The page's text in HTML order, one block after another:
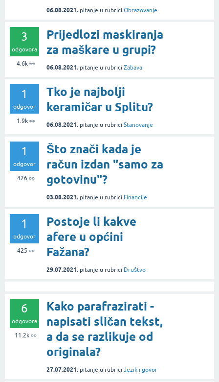
06.08.2021. pitanje u rubrici Obrazovanje
3
odgovora
4.6k👀
Prijedlozi maskiranja
za maškare u grupi?
06.08.2021. pitanje u rubrici Zabava
1
odgovor
1.9k👀
Tko je najbolji
keramičar u Splitu?
06.08.2021. pitanje u rubrici Stanovanje
1
odgovor
426 👀
Što znači kada je
račun izdan "samo za
gotovinu"?
03.08.2021. pitanje u rubrici Financije
1
odgovor
425 👀
Postoje li kakve
afere u općini
Fažana?
29.07.2021. pitanje u rubrici Društvo
6
odgovora
11.2k 👀
Kako parafrazirati -
napisati sličan tekst,
a da se razlikuje od
originala?
27.07.2021. pitanje u rubrici Jezik i govor